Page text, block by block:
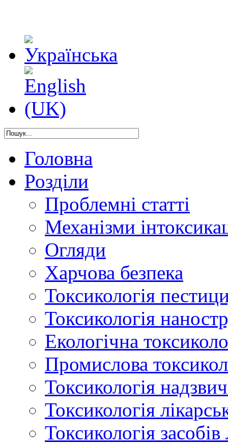
Головна
Розділи
Проблемні статті
Механізми
Огляди
Харчова безпека
Токсикологія
Токсикологія
Екологічна
Промислова
Токсикологія
Токсикологія
Токсикологія